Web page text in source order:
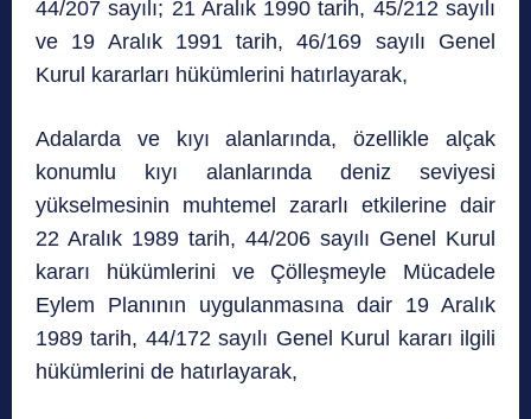
44/207 sayılı; 21 Aralık 1990 tarih, 45/212 sayılı
ve 19 Aralık 1991 tarih, 46/169 sayılı Genel
Kurul kararları hükümlerini hatırlayarak,
Adalarda ve kıyı alanlarında, özellikle alçak
konumlu kıyı alanlarında deniz seviyesi
yükselmesinin muhtemel zararlı etkilerine dair
22 Aralık 1989 tarih, 44/206 sayılı Genel Kurul
kararı hükümlerini ve Çölleşmeyle Mücadele
Eylem Planının uygulanmasına dair 19 Aralık
1989 tarih, 44/172 sayılı Genel Kurul kararı ilgili
hükümlerini de hatırlayarak,